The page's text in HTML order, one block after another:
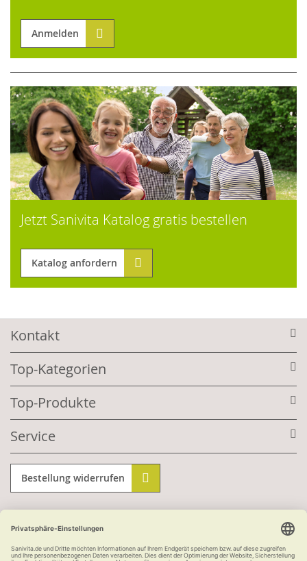
Anmelden
Jetzt Sanivita Katalog gratis bestellen
Katalog anfordern
Kontakt
Top-Kategorien
Top-Produkte
Service
Bestellung widerrufen